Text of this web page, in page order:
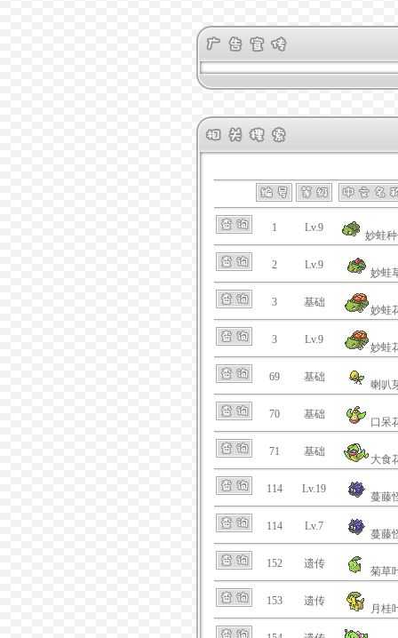
1 Lv.9
妙蛙
2 Lv.9
妙蛙
3 基础
妙蛙
3 Lv.9
妙蛙
69 基础
喇叭
70 基础
口呆
71 基础
大食
114 Lv.19
蔓藤
114 Lv.7
蔓藤
152 遗传
菊草
153 遗传
月桂